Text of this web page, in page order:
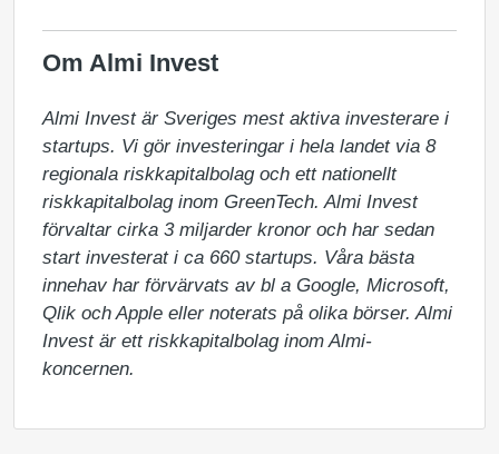
Om Almi Invest
Almi Invest är Sveriges mest aktiva investerare i
startups. Vi gör investeringar i hela landet via 8
regionala riskkapitalbolag och ett nationellt
riskkapitalbolag inom GreenTech. Almi Invest
förvaltar cirka 3 miljarder kronor och har sedan
start investerat i ca 660 startups. Våra bästa
innehav har förvärvats av bl a Google, Microsoft,
Qlik och Apple eller noterats på olika börser. Almi
Invest är ett riskkapitalbolag inom Almi-
koncernen.